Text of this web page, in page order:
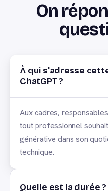
On
À qui s'adresse
ChatGPT ?
Aux cadres,
tout professionnel
générative dans son
technique.
Quelle est la durée ?